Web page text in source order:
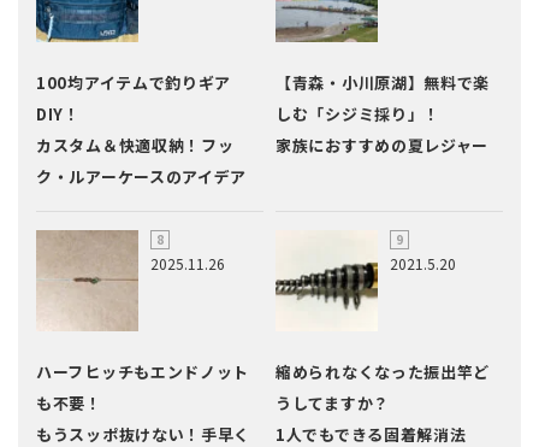
100均アイテムで釣りギア
DIY！
カスタム＆快適収納！フッ
ク・ルアーケースのアイデア
【青森・小川原湖】無料で楽
しむ「シジミ採り」！
家族におすすめの夏レジャー
2025.11.26
ハーフヒッチもエンドノット
も不要！
もうスッポ抜けない！手早く
2021.5.20
縮められなくなった振出竿ど
うしてますか？
1人でもできる固着解消法